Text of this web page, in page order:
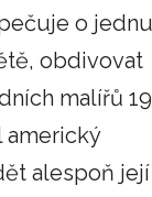
o jednu
obdivovat
malířů
americký
alespoň její